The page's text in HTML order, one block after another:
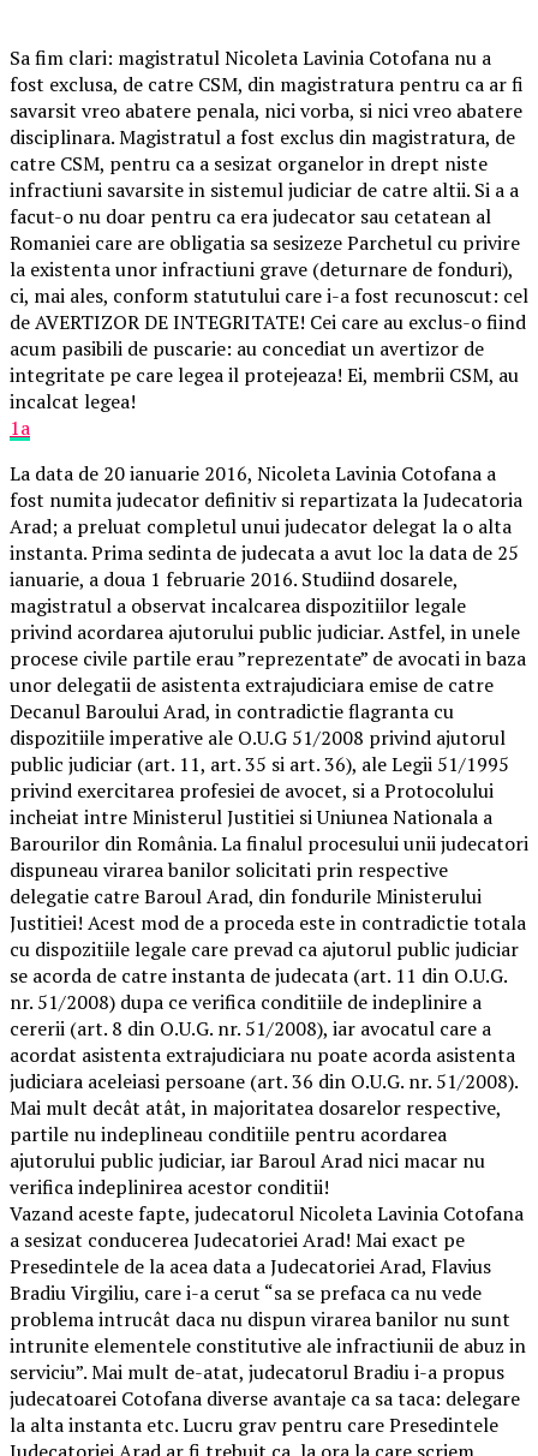
Sa fim clari: magistratul Nicoleta Lavinia Cotofana nu a
fost exclusa, de catre CSM, din magistratura pentru ca ar fi
savarsit vreo abatere penala, nici vorba, si nici vreo abatere
disciplinara. Magistratul a fost exclus din magistratura, de
catre CSM, pentru ca a sesizat organelor in drept niste
infractiuni savarsite in sistemul judiciar de catre altii. Si a a
facut-o nu doar pentru ca era judecator sau cetatean al
Romaniei care are obligatia sa sesizeze Parchetul cu privire
la existenta unor infractiuni grave (deturnare de fonduri),
ci, mai ales, conform statutului care i-a fost recunoscut: cel
de AVERTIZOR DE INTEGRITATE! Cei care au exclus-o fiind
acum pasibili de puscarie: au concediat un avertizor de
integritate pe care legea il protejeaza! Ei, membrii CSM, au
incalcat legea!
1a
La data de 20 ianuarie 2016, Nicoleta Lavinia Cotofana a
fost numita judecator definitiv si repartizata la Judecatoria
Arad; a preluat completul unui judecator delegat la o alta
instanta. Prima sedinta de judecata a avut loc la data de 25
ianuarie, a doua 1 februarie 2016. Studiind dosarele,
magistratul a observat incalcarea dispozitiilor legale
privind acordarea ajutorului public judiciar. Astfel, in unele
procese civile partile erau ”reprezentate” de avocati in baza
unor delegatii de asistenta extrajudiciara emise de catre
Decanul Baroului Arad, in contradictie flagranta cu
dispozitiile imperative ale O.U.G 51/2008 privind ajutorul
public judiciar (art. 11, art. 35 si art. 36), ale Legii 51/1995
privind exercitarea profesiei de avocet, si a Protocolului
incheiat intre Ministerul Justitiei si Uniunea Nationala a
Barourilor din România. La finalul procesului unii judecatori
dispuneau virarea banilor solicitati prin respective
delegatie catre Baroul Arad, din fondurile Ministerului
Justitiei! Acest mod de a proceda este in contradictie totala
cu dispozitiile legale care prevad ca ajutorul public judiciar
se acorda de catre instanta de judecata (art. 11 din O.U.G.
nr. 51/2008) dupa ce verifica conditiile de indeplinire a
cererii (art. 8 din O.U.G. nr. 51/2008), iar avocatul care a
acordat asistenta extrajudiciara nu poate acorda asistenta
judiciara aceleiasi persoane (art. 36 din O.U.G. nr. 51/2008).
Mai mult decât atât, in majoritatea dosarelor respective,
partile nu indeplineau conditiile pentru acordarea
ajutorului public judiciar, iar Baroul Arad nici macar nu
verifica indeplinirea acestor conditii!
Vazand aceste fapte, judecatorul Nicoleta Lavinia Cotofana
a sesizat conducerea Judecatoriei Arad! Mai exact pe
Presedintele de la acea data a Judecatoriei Arad, Flavius
Bradiu Virgiliu, care i-a cerut “sa se prefaca ca nu vede
problema intrucât daca nu dispun virarea banilor nu sunt
intrunite elementele constitutive ale infractiunii de abuz in
serviciu”. Mai mult de-atat, judecatorul Bradiu i-a propus
judecatoarei Cotofana diverse avantaje ca sa taca: delegare
la alta instanta etc. Lucru grav pentru care Presedintele